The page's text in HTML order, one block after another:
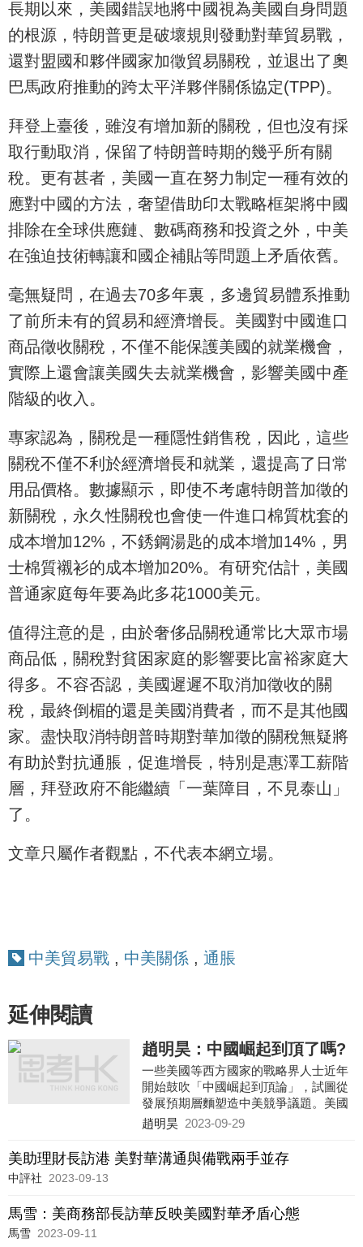
長期以來，美國錯誤地將中國視為美國自身問題
的根源，特朗普更是破壞規則發動對華貿易戰，
還對盟國和夥伴國家加徵貿易關稅，並退出了奧
巴馬政府推動的跨太平洋夥伴關係協定(TPP)。
拜登上臺後，雖沒有增加新的關稅，但也沒有採
取行動取消，保留了特朗普時期的幾乎所有關
稅。更有甚者，美國一直在努力制定一種有效的
應對中國的方法，奢望借助印太戰略框架將中國
排除在全球供應鏈、數碼商務和投資之外，中美
在強迫技術轉讓和國企補貼等問題上矛盾依舊。
毫無疑問，在過去70多年裏，多邊貿易體系推動
了前所未有的貿易和經濟增長。美國對中國進口
商品徵收關稅，不僅不能保護美國的就業機會，
實際上還會讓美國失去就業機會，影響美國中產
階級的收入。
專家認為，關稅是一種隱性銷售稅，因此，這些
關稅不僅不利於經濟增長和就業，還提高了日常
用品價格。數據顯示，即使不考慮特朗普加徵的
新關稅，永久性關稅也會使一件進口棉質枕套的
成本增加12%，不銹鋼湯匙的成本增加14%，男
士棉質襯衫的成本增加20%。有研究估計，美國
普通家庭每年要為此多花1000美元。
值得注意的是，由於奢侈品關稅通常比大眾市場
商品低，關稅對貧困家庭的影響要比富裕家庭大
得多。不容否認，美國遲遲不取消加徵收的關
稅，最終倒楣的還是美國消費者，而不是其他國
家。盡快取消特朗普時期對華加徵的關稅無疑將
有助於對抗通脹，促進增長，特別是惠澤工薪階
層，拜登政府不能繼續「一葉障目，不見泰山」
了。
文章只屬作者觀點，不代表本網立場。
中美貿易戰 , 中美關係 , 通脹
延伸閱讀
趙明昊：中國崛起到頂了嗎?
一些美國等西方國家的戰略界人士近年
開始鼓吹「中國崛起到頂論」，試圖從
發展預期層麵塑造中美競爭議題。美國
塔夫茨大學教授邁克爾·貝克利等人認
壓力加大、西方對華脫鈎等因素，中國
的發展會在未來數年陷入停滯，中國的
以維持自身對其他國家的經濟吸引力，
趙明昊 2023-09-29
美助理財長訪港 美對華溝通與備戰兩手並存
中評社 2023-09-13
馬雪：美商務部長訪華反映美國對華矛盾心態
馬雪 2023-09-11